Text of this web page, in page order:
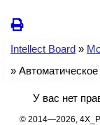
Intellect Board »
»
У вас нет
© 2014—2026,